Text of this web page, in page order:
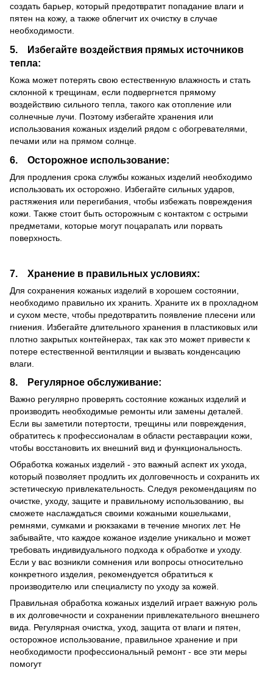
создать барьер, который предотвратит попадание влаги и
пятен на кожу, а также облегчит их очистку в случае
необходимости.
5. Избегайте воздействия прямых источников
тепла:
Кожа может потерять свою естественную влажность и стать
склонной к трещинам, если подвергнется прямому
воздействию сильного тепла, такого как отопление или
солнечные лучи. Поэтому избегайте хранения или
использования кожаных изделий рядом с обогревателями,
печами или на прямом солнце.
6. Осторожное использование:
Для продления срока службы кожаных изделий необходимо
использовать их осторожно. Избегайте сильных ударов,
растяжения или перегибания, чтобы избежать повреждения
кожи. Также стоит быть осторожным с контактом с острыми
предметами, которые могут поцарапать или порвать
поверхность.
7. Хранение в правильных условиях:
Для сохранения кожаных изделий в хорошем состоянии,
необходимо правильно их хранить. Храните их в прохладном
и сухом месте, чтобы предотвратить появление плесени или
гниения. Избегайте длительного хранения в пластиковых или
плотно закрытых контейнерах, так как это может привести к
потере естественной вентиляции и вызвать конденсацию
влаги.
8. Регулярное обслуживание:
Важно регулярно проверять состояние кожаных изделий и
производить необходимые ремонты или замены деталей.
Если вы заметили потертости, трещины или повреждения,
обратитесь к профессионалам в области реставрации кожи,
чтобы восстановить их внешний вид и функциональность.
Обработка кожаных изделий - это важный аспект их ухода,
который позволяет продлить их долговечность и сохранить их
эстетическую привлекательность. Следуя рекомендациям по
очистке, уходу, защите и правильному использованию, вы
сможете наслаждаться своими кожаными кошельками,
ремнями, сумками и рюкзаками в течение многих лет. Не
забывайте, что каждое кожаное изделие уникально и может
требовать индивидуального подхода к обработке и уходу.
Если у вас возникли сомнения или вопросы относительно
конкретного изделия, рекомендуется обратиться к
производителю или специалисту по уходу за кожей.
Правильная обработка кожаных изделий играет важную роль
в их долговечности и сохранении привлекательного внешнего
вида. Регулярная очистка, уход, защита от влаги и пятен,
осторожное использование, правильное хранение и при
необходимости профессиональный ремонт - все эти меры
помогут